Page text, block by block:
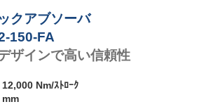
ランジ前面
クアブソーバ
150-FA
ザインで高い信頼性
Nm/ｽﾄﾛｰｸ
mm